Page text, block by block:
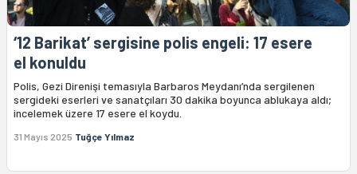
‘12 Barikat’ sergisine polis engeli: 17 esere
el konuldu
Polis, Gezi Direnişi temasıyla Barbaros Meydanı’nda sergilenen
sergideki eserleri ve sanatçıları 30 dakika boyunca ablukaya aldı;
incelemek üzere 17 esere el koydu.
31 Mayıs 2025 Tuğçe Yılmaz